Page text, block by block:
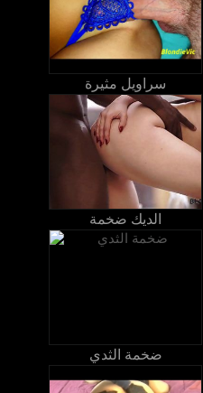
سراويل مثيرة
الديك ضخمة
ضخمة الثدي